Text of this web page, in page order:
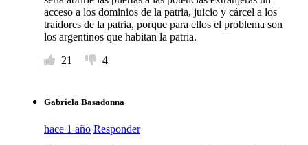
acceso a los dominios de la patria, juicio y cárcel a los
traidores de la patria, porque para ellos el problema son
los argentinos que habitan la patria.
21
4
Gabriela Basadonna
hace 1 año Responder